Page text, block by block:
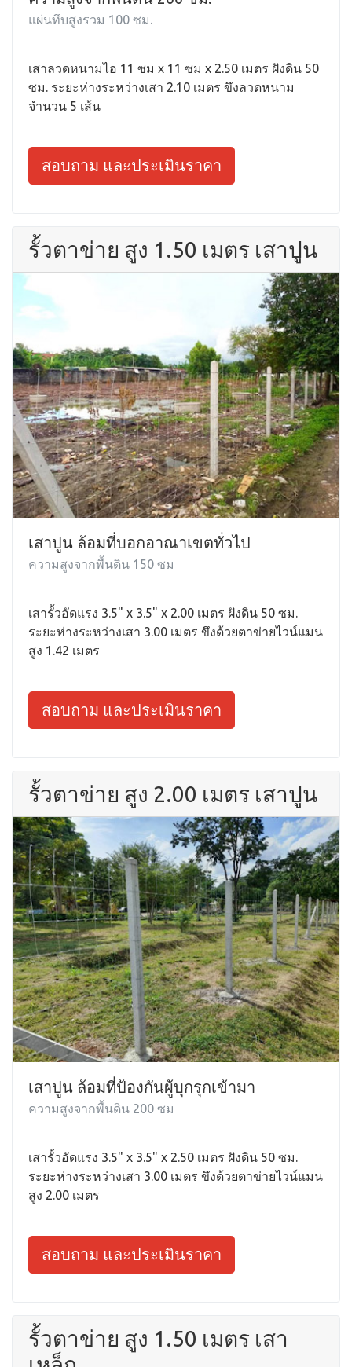
แผ่นทึบสูงรวม 100 ซม.
เสาลวดหนามไอ 11 ซม x 11 ซม x 2.50 เมตร ฝังดิน 50
ซม. ระยะห่างระหว่างเสา 2.10 เมตร ขึงลวดหนาม
จำนวน 5 เส้น
สอบถาม และประเมินราคา
รั้วตาข่าย สูง 1.50 เมตร เสาปูน
เสาปูน ล้อมที่บอกอาณาเขตทั่วไป
ความสูงจากพื้นดิน 150 ซม
เสารั้วอัดแรง 3.5" x 3.5" x 2.00 เมตร ฝังดิน 50 ซม.
ระยะห่างระหว่างเสา 3.00 เมตร ขึงด้วยตาข่ายไวน์แมน
สูง 1.42 เมตร
สอบถาม และประเมินราคา
รั้วตาข่าย สูง 2.00 เมตร เสาปูน
เสาปูน ล้อมที่ป้องกันผู้บุกรุกเข้ามา
ความสูงจากพื้นดิน 200 ซม
เสารั้วอัดแรง 3.5" x 3.5" x 2.50 เมตร ฝังดิน 50 ซม.
ระยะห่างระหว่างเสา 3.00 เมตร ขึงด้วยตาข่ายไวน์แมน
สูง 2.00 เมตร
สอบถาม และประเมินราคา
รั้วตาข่าย สูง 1.50 เมตร เสา